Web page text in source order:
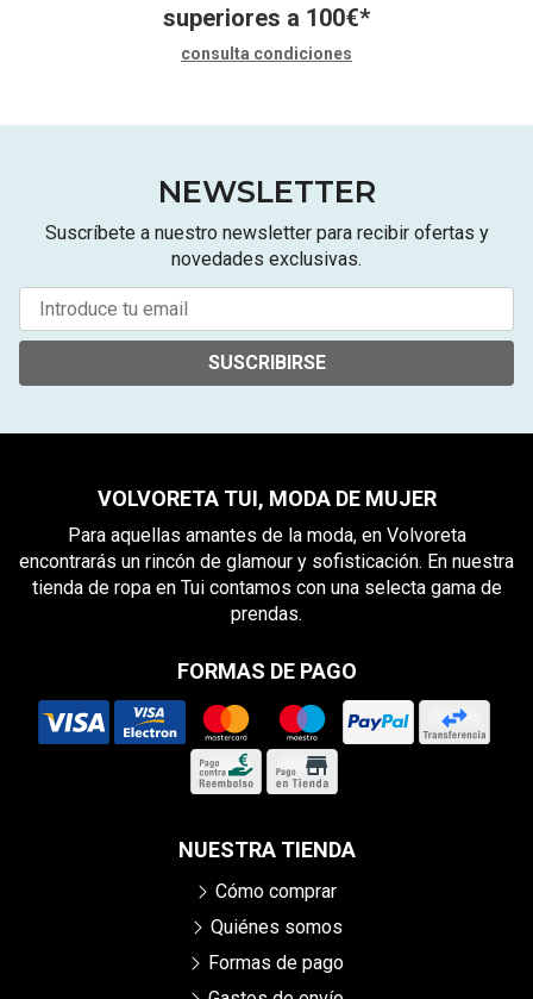
superiores a 100€*
consulta condiciones
NEWSLETTER
Suscríbete a nuestro newsletter para recibir ofertas y
novedades exclusivas.
SUSCRIBIRSE
VOLVORETA TUI, MODA DE MUJER
Para aquellas amantes de la moda, en Volvoreta
encontrarás un rincón de glamour y sofisticación. En nuestra
tienda de ropa en Tui contamos con una selecta gama de
prendas.
FORMAS DE PAGO
NUESTRA TIENDA
Cómo comprar
Quiénes somos
Formas de pago